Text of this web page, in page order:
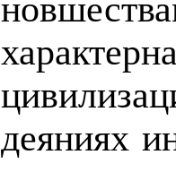
деяниях